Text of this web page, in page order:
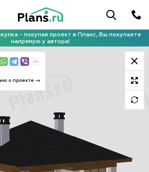
- покупая проект в Планс, Вы покупаете
напрямую у автора!
о проекте